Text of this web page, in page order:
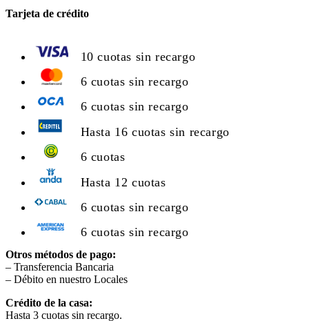
Tarjeta de crédito
10 cuotas sin recargo
6 cuotas sin recargo
6 cuotas sin recargo
Hasta 16 cuotas sin recargo
6 cuotas
Hasta 12 cuotas
6 cuotas sin recargo
6 cuotas sin recargo
Otros métodos de pago:
– Transferencia Bancaria
– Débito en nuestro Locales
Crédito de la casa:
Hasta 3 cuotas sin recargo.